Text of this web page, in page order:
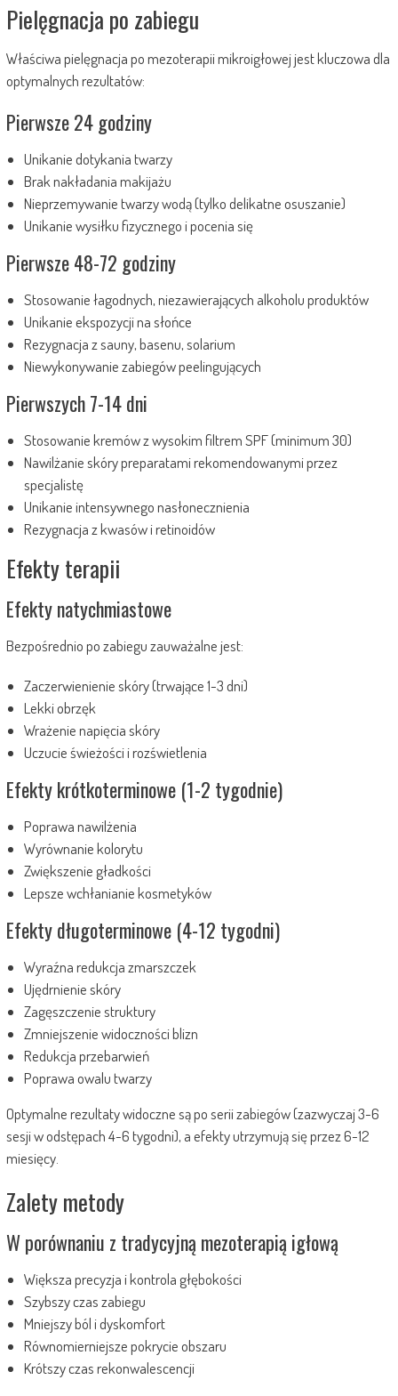
Pielęgnacja po zabiegu
Właściwa pielęgnacja po mezoterapii mikroigłowej jest kluczowa dla
optymalnych rezultatów:
Pierwsze 24 godziny
Unikanie dotykania twarzy
Brak nakładania makijażu
Nieprzemywanie twarzy wodą (tylko delikatne osuszanie)
Unikanie wysiłku fizycznego i pocenia się
Pierwsze 48-72 godziny
Stosowanie łagodnych, niezawierających alkoholu produktów
Unikanie ekspozycji na słońce
Rezygnacja z sauny, basenu, solarium
Niewykonywanie zabiegów peelingujących
Pierwszych 7-14 dni
Stosowanie kremów z wysokim filtrem SPF (minimum 30)
Nawilżanie skóry preparatami rekomendowanymi przez
specjalistę
Unikanie intensywnego nasłonecznienia
Rezygnacja z kwasów i retinoidów
Efekty terapii
Efekty natychmiastowe
Bezpośrednio po zabiegu zauważalne jest:
Zaczerwienienie skóry (trwające 1-3 dni)
Lekki obrzęk
Wrażenie napięcia skóry
Uczucie świeżości i rozświetlenia
Efekty krótkoterminowe (1-2 tygodnie)
Poprawa nawilżenia
Wyrównanie kolorytu
Zwiększenie gładkości
Lepsze wchłanianie kosmetyków
Efekty długoterminowe (4-12 tygodni)
Wyraźna redukcja zmarszczek
Ujędrnienie skóry
Zagęszczenie struktury
Zmniejszenie widoczności blizn
Redukcja przebarwień
Poprawa owalu twarzy
Optymalne rezultaty widoczne są po serii zabiegów (zazwyczaj 3-6
sesji w odstępach 4-6 tygodni), a efekty utrzymują się przez 6-12
miesięcy.
Zalety metody
W porównaniu z tradycyjną mezoterapią igłową
Większa precyzja i kontrola głębokości
Szybszy czas zabiegu
Mniejszy ból i dyskomfort
Równomierniejsze pokrycie obszaru
Krótszy czas rekonwalescencji